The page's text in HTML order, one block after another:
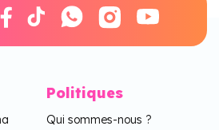
Politiques
Qui sommes-nous ?